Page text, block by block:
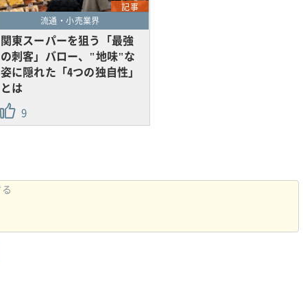
記事
流通・小売業界
関東スーパーを狙う「最強
の刺客」バロー、"地味"な
姿に隠れた「4つの独自性」
とは
9